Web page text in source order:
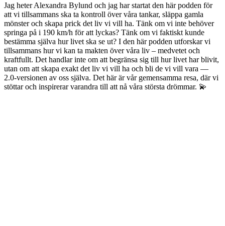
Jag heter Alexandra Bylund och jag har startat den här podden för
att vi tillsammans ska ta kontroll över våra tankar, släppa gamla
mönster och skapa prick det liv vi vill ha. Tänk om vi inte behöver
springa på i 190 km/h för att lyckas? Tänk om vi faktiskt kunde
bestämma själva hur livet ska se ut? I den här podden utforskar vi
tillsammans hur vi kan ta makten över våra liv – medvetet och
kraftfullt. Det handlar inte om att begränsa sig till hur livet har blivit,
utan om att skapa exakt det liv vi vill ha och bli de vi vill vara —
2.0-versionen av oss själva. Det här är vår gemensamma resa, där vi
stöttar och inspirerar varandra till att nå våra största drömmar. 💫